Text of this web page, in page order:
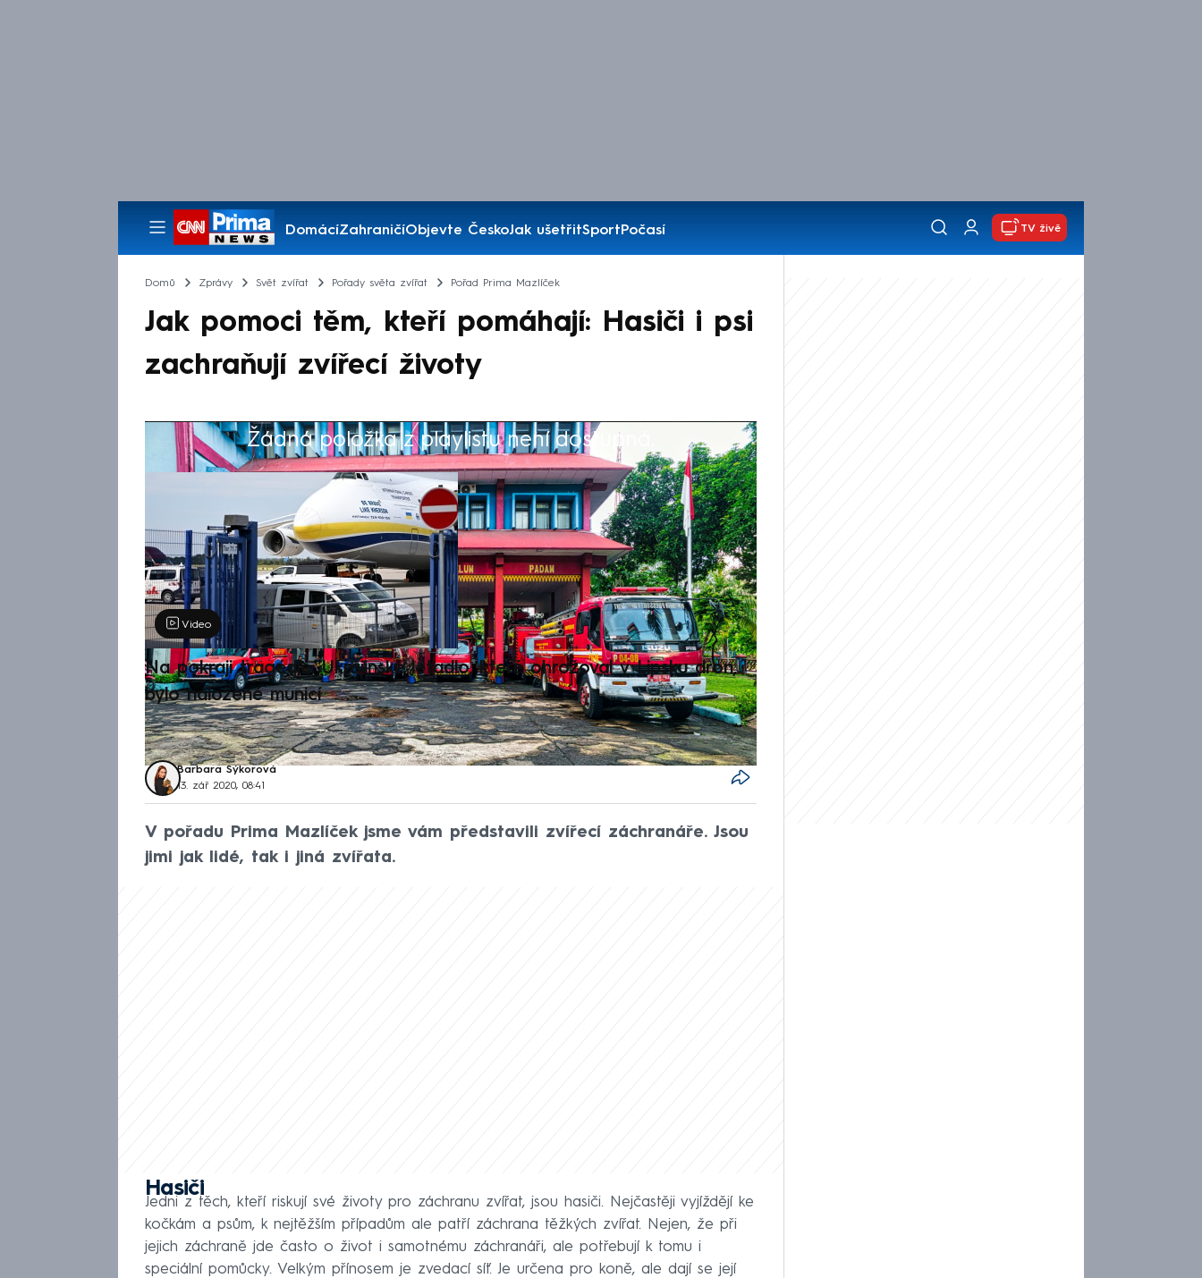
DomácíZahraničíObjevte ČeskoJak ušetřitSportPočasí
Pořady
TV živě
Domů Zprávy Svět zvířat Pořady světa zvířat Pořad Prima Mazlíček
Jak pomoci těm, kteří pomáhají: Hasiči i psi
zachraňují zvířecí životy
Žádná položka z playlistu není dostupná.
Výběr redakce
Video
Na pokraji tragédie: Ukrajinské letadlo, které ohrožoval v Lipsku dron,
bylo naložené municí
Barbara Sýkorová
13. zář 2020, 08:41
V pořadu Prima Mazlíček jsme vám představili zvířecí záchranáře. Jsou
jimi jak lidé, tak i jiná zvířata.
Hasiči
Jedni z těch, kteří riskují své životy pro záchranu zvířat, jsou hasiči. Nejčastěji vyjíždějí ke
kočkám a psům, k nejtěžším případům ale patří záchrana těžkých zvířat. Nejen, že při
jejich záchraně jde často o život i samotnému záchranáři, ale potřebují k tomu i
speciální pomůcky. Velkým přínosem je zvedací síť. Je určena pro koně, ale dají se její